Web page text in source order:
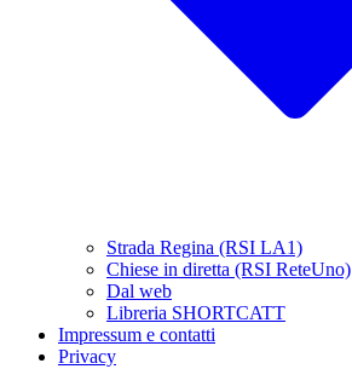
Strada Regina (RSI LA1)
Chiese in diretta (RSI ReteUno)
Dal web
Libreria SHORTCATT
Impressum e contatti
Privacy